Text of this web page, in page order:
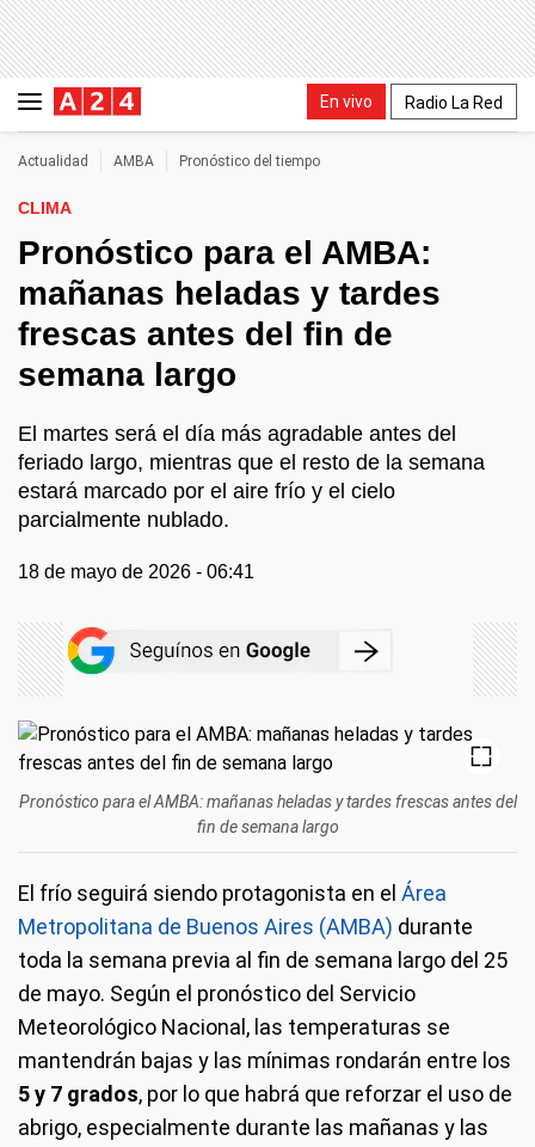
En vivo Radio La Red
Actualidad AMBA Pronóstico del tiempo
CLIMA
Pronóstico para el AMBA:
mañanas heladas y tardes
frescas antes del fin de
semana largo
El martes será el día más agradable antes del
feriado largo, mientras que el resto de la semana
estará marcado por el aire frío y el cielo
parcialmente nublado.
18 de mayo de 2026 - 06:41
Pronóstico para el AMBA: mañanas heladas y tardes frescas antes del
fin de semana largo
El frío seguirá siendo protagonista en el Área
Metropolitana de Buenos Aires (AMBA) durante
toda la semana previa al fin de semana largo del 25
de mayo. Según el pronóstico del Servicio
Meteorológico Nacional, las temperaturas se
mantendrán bajas y las mínimas rondarán entre los
5 y 7 grados, por lo que habrá que reforzar el uso de
abrigo, especialmente durante las mañanas y las